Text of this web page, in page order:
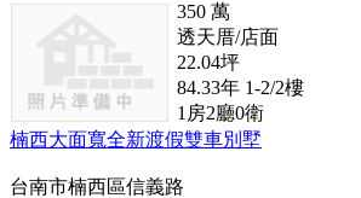
350 萬
透天厝/店面
22.04坪
84.33年 1-2/2樓
1 房2廳0衛
楠西大面寬全新渡假雙車別墅
台南市楠西區信義路